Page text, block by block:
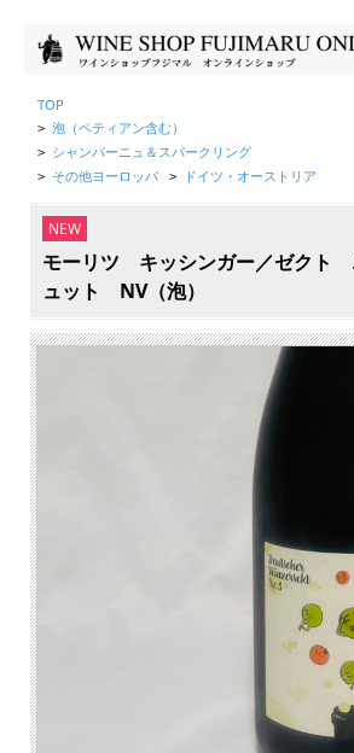
TOP
> 泡（ペティアン含む）
> シャンパーニュ＆スパークリング
> その他ヨーロッパ > ドイツ・オーストリア
NEW
モーリツ キッシンガー／ゼクト
ュット NV（泡）